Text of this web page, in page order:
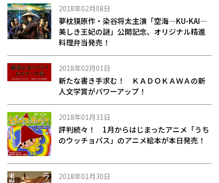
2018年02月08日
夢枕獏原作・染谷将太主演「空海―KU-KAI―
美しき王妃の謎」公開記念、オリジナル精進
料理弁当発売！
2018年02月01日
新たな書き手求む！ ＫＡＤＯＫＡＷＡの新
人文学賞がパワーアップ！
2018年01月31日
評判続々！ 1月からはじまったアニメ「うち
のウッチョパス」のアニメ絵本が本日発売！
2018年01月30日